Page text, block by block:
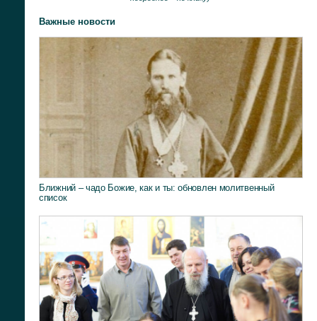
Важные новости
Ближний – чадо Божие, как и ты: обновлен молитвенный
список